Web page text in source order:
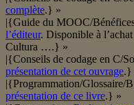
complète.} »
|{Guide du MOOC/
l’éditeur. Disponible à
Cultura ….} »
|{Conseils de codage en C/
présentation de cet ouvrage.}
|{Programmation/Glossaire/
présentation de ce livre.} »